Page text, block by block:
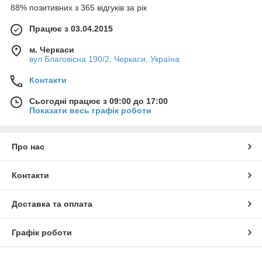
88% позитивних з 365 відгуків за рік
Працює з 03.04.2015
м. Черкаси
вул Благовісна 190/2, Черкаси, Україна
Контакти
Сьогодні працює з 09:00 до 17:00
Показати весь графік роботи
Про нас
Контакти
Доставка та оплата
Графік роботи